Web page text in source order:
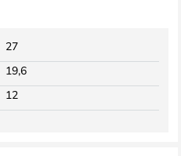
27
19,6
12